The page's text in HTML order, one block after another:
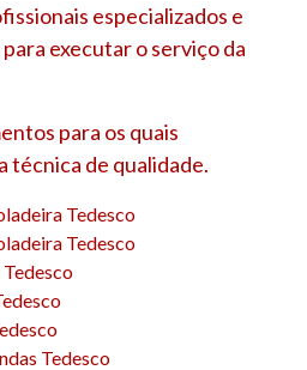
especializados e
executar o serviço da
para os quais
técnica de qualidade.
Tedesco
Tedesco
Tedesco